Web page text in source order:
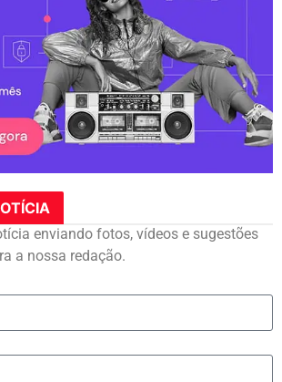
enviando fotos, vídeos e sugestões
a nossa redação.